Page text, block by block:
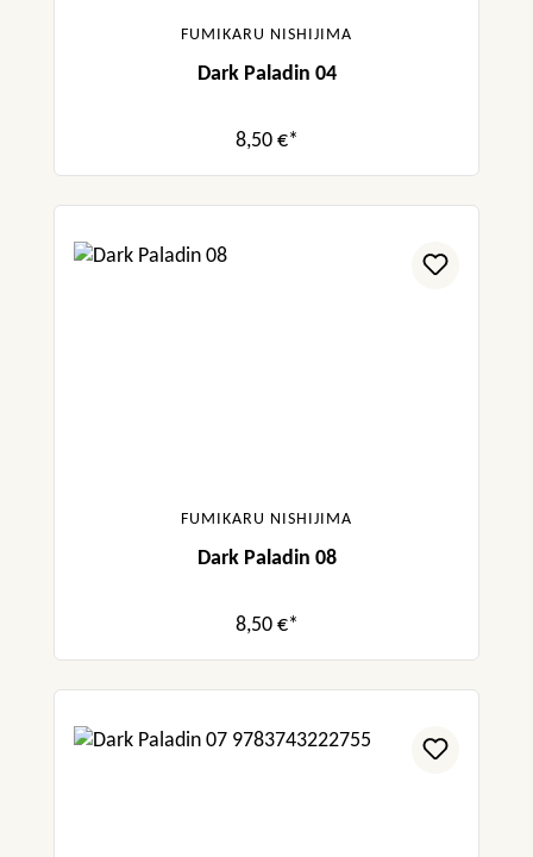
FUMIKARU NISHIJIMA
Dark Paladin 04
8,50 €*
FUMIKARU NISHIJIMA
Dark Paladin 08
8,50 €*